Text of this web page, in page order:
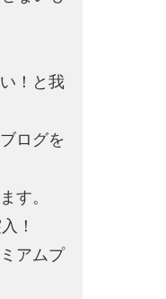
！と我
ログを
す。
！
アムプ